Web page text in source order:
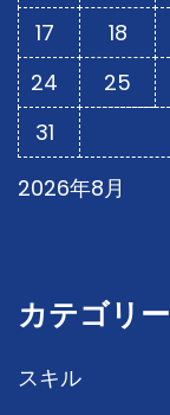
2026年8月
17
18
24
25
31
カテゴリー
スキル